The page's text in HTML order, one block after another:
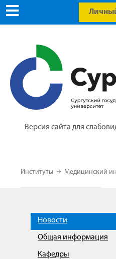
Версия сайта для
Институты Медицинский
Новости
Общая информация
Кафедры